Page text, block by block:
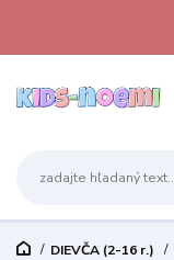
DIEVČA (2-16 r.)